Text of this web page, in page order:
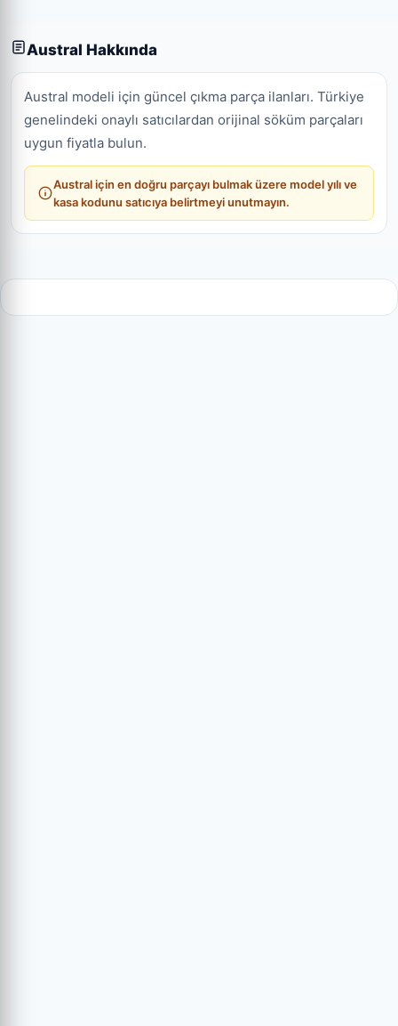
Austral Hakkında
Austral modeli için güncel çıkma parça ilanları. Türkiye
genelindeki onaylı satıcılardan orijinal söküm parçaları
uygun fiyatla bulun.
Austral için en doğru parçayı bulmak üzere model yılı ve
kasa kodunu satıcıya belirtmeyi unutmayın.